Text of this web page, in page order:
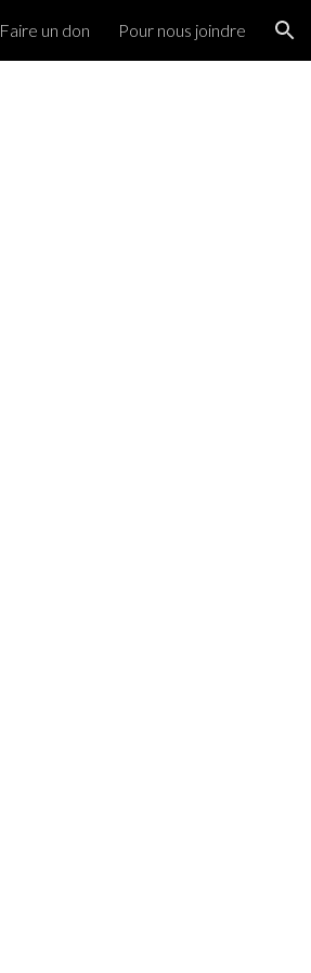
Faire un don Pour nous joindre